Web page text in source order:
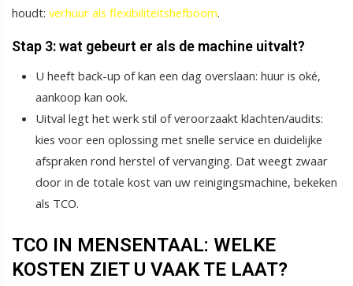
houdt: verhuur als flexibiliteitshefboom.
Stap 3: wat gebeurt er als de machine uitvalt?
U heeft back-up of kan een dag overslaan: huur is oké,
aankoop kan ook.
Uitval legt het werk stil of veroorzaakt klachten/audits:
kies voor een oplossing met snelle service en duidelijke
afspraken rond herstel of vervanging. Dat weegt zwaar
door in de totale kost van uw reinigingsmachine, bekeken
als TCO.
TCO IN MENSENTAAL: WELKE
KOSTEN ZIET U VAAK TE LAAT?